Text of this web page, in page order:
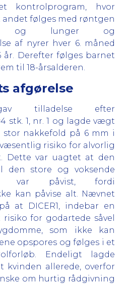
kontrolprogram, hvor
følges med røntgen
og lunger og
af nyrer hver 6. måned
Derefter følges barnet
til 18-årsalderen.
afgørelse
tilladelse efter
stk. 1, nr. 1 og lagde vægt
nakkefold på 6 mm i
risiko for alvorlig
Dette var uagtet at den
den store og voksende
var påvist, fordi
kan påvise alt. Nævnet
at DICER1, indebar en
for godartede såvel
som ikke kan
opspores og følges i et
Endeligt lagde
allerede, overfor
om hurtig rådgivning